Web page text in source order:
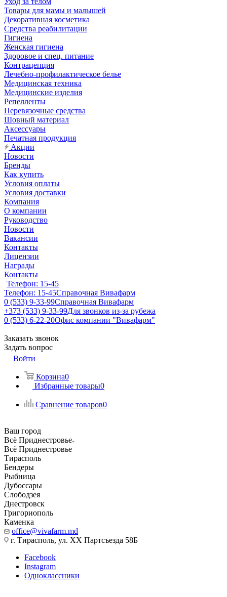
Товары для мамы и малышей
Декоративная косметика
Средства реабилитации
Гигиена
Женская гигиена
Здоровое и спец. питание
Контрацепция
Лечебно-профилактическое белье
Медицинская техника
Медицинские изделия
Репелленты
Перевязочные средства
Шовный материал
Аксессуары
Печатная продукция
Акции
Новости
Бренды
Как купить
Условия оплаты
Условия доставки
Компания
О компании
Руководство
Новости
Вакансии
Контакты
Лицензии
Награды
Контакты
Телефон: 15-45
Телефон: 15-45Справочная Вивафарм
0 (533) 9-33-99Справочная Вивафарм
+373 (533) 9-33-99Для звонков из-за рубежа
0 (533) 6-22-20Офис компании "Вивафарм"
Заказать звонок
Задать вопрос
Войти
Корзина0
Избранные товары0
Сравнение товаров0
Ваш город
Всё Приднестровье
Всё Приднестровье
Тирасполь
Бендеры
Рыбница
Дубоссары
Слободзея
Днестровск
Григориополь
Каменка
office@vivafarm.md
г. Тирасполь, ул. ХХ Партсъезда 58Б
Facebook
Instagram
Одноклассники